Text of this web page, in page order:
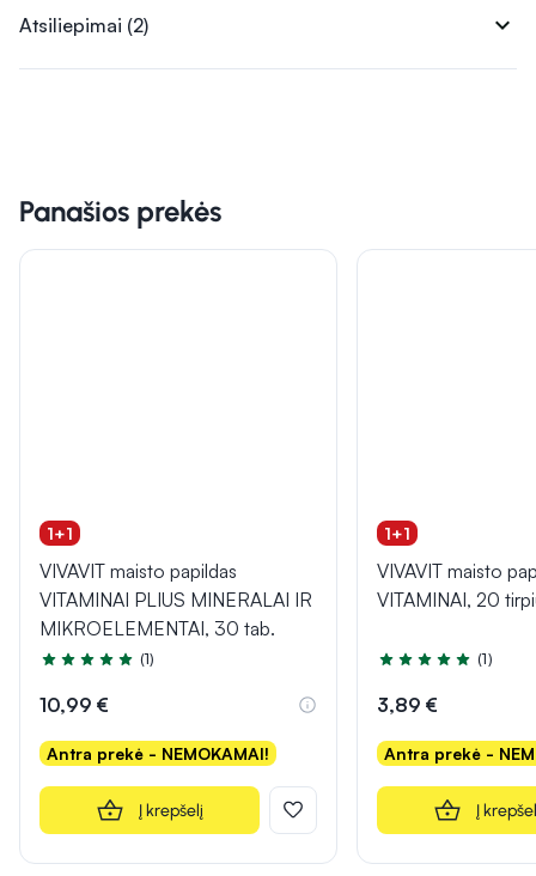
Atsiliepimai (2) expand_more
Panašios prekės
1+1
VIVAVIT maisto papildas
VITAMINAI PLIUS MINERALAI IR
MIKROELEMENTAI, 30 tab.
Įvertinimas 5.0 iš 5
(1)
10,99 €
Antra prekė - NEMOKAMAI!
Į krepšelį
1+1
VIVAVIT maisto
VITAMINAI, 20
Įvertinimas 5.0 iš 5
(1)
3,89 €
Antra prekė -
Į